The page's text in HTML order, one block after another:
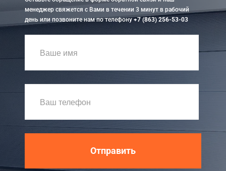
менеджер свяжется с Вами в течении 3 минут в рабочий
день или позвоните нам по телефону+7 (863) 256-53-03
Отправить